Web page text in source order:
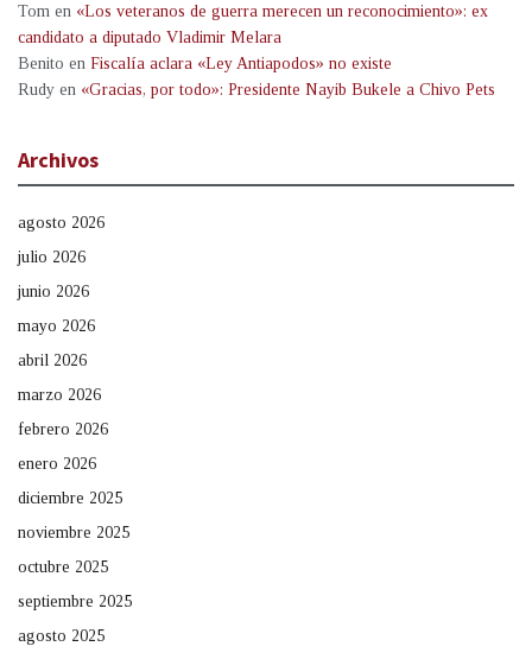
Tom en «Los veteranos de guerra merecen un reconocimiento»: ex
candidato a diputado Vladimir Melara
Benito en Fiscalía aclara «Ley Antiapodos» no existe
Rudy en «Gracias, por todo»: Presidente Nayib Bukele a Chivo Pets
Archivos
agosto 2026
julio 2026
junio 2026
mayo 2026
abril 2026
marzo 2026
febrero 2026
enero 2026
diciembre 2025
noviembre 2025
octubre 2025
septiembre 2025
agosto 2025